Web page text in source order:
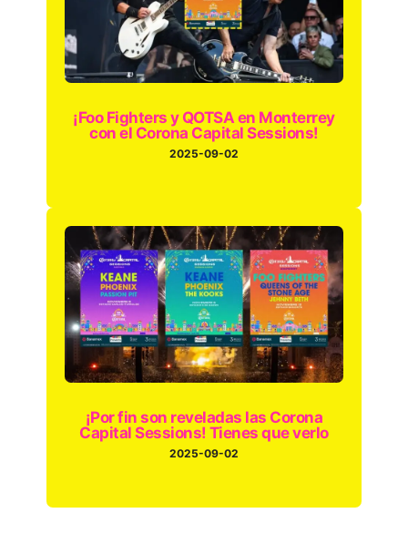
¡Foo Fighters y QOTSA en Monterrey
con el Corona Capital Sessions!
2025-09-02
¡Por fin son reveladas las Corona
Capital Sessions! Tienes que verlo
2025-09-02